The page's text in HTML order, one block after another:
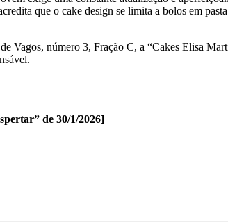
que o cake design se limita a bolos em
Vagos, número 3, Fração C, a “Cakes Elisa
de 30/1/2026]